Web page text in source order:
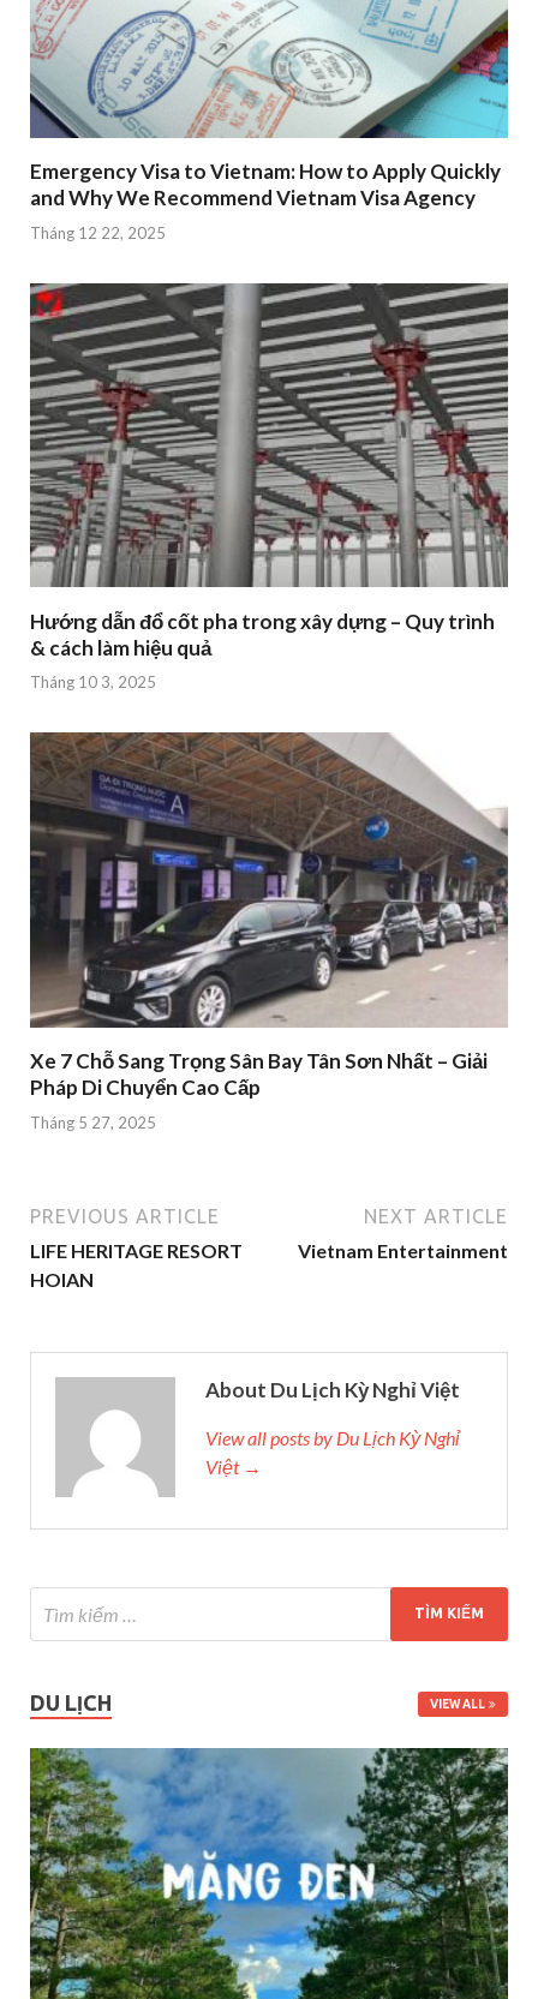
Emergency Visa to Vietnam: How to Apply Quickly
and Why We Recommend Vietnam Visa Agency
Tháng 12 22, 2025
Hướng dẫn đổ cốt pha trong xây dựng – Quy trình
& cách làm hiệu quả
Tháng 10 3, 2025
Xe 7 Chỗ Sang Trọng Sân Bay Tân Sơn Nhất – Giải
Pháp Di Chuyển Cao Cấp
Tháng 5 27, 2025
PREVIOUS ARTICLE
LIFE HERITAGE RESORT
HOIAN
NEXT ARTICLE
Vietnam Entertainment
About Du Lịch Kỳ Nghỉ Việt
View all posts by Du Lịch Kỳ Nghỉ
Việt →
DU LỊCH VIEW ALL